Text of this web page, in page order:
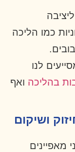
כמו הליכה
לנו
בהליכה ואף
ושיקום
מאפיינים